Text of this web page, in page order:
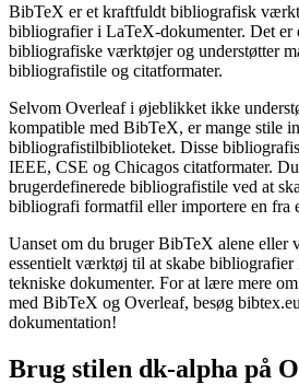
BibTeX er et kraftfuldt bibliografisk
bibliografier i LaTeX-dokumenter. Det er
bibliografiske værktøjer og understøtter
bibliografistile og citatformater.
Selvom Overleaf i øjeblikket ikke
kompatible med BibTeX, er mange stile
bibliografistilbiblioteket. Disse
IEEE, CSE og Chicagos citatformater.
brugerdefinerede bibliografistile ved at
bibliografi formatfil eller importere en fra
Uanset om du bruger BibTeX alene eller
essentielt værktøj til at skabe bibliografier
tekniske dokumenter. For at lære mere
med BibTeX og Overleaf, besøg
dokumentation!
Brug stilen dk-alpha på